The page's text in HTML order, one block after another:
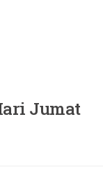
Jumat